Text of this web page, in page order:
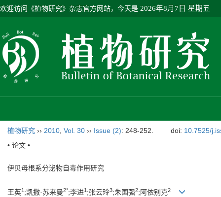
欢迎访问《植物研究》杂志官方网站，今天是 2026年8月7日 星期五
植物研究 ›› 2010 Vol. 30 ›› Issue (2): 248-252. doi: 10.7525/
• 论文 •
伊贝母根系分泌物自毒作用研究
王英1 ;凯撒·苏来曼2*;李进1 ;张云玲3;朱国强2;阿依别克2